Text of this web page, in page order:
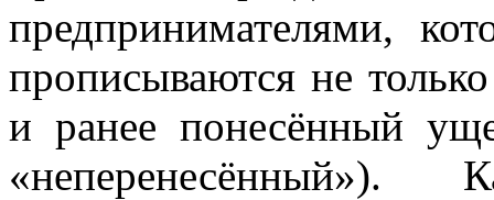
предпринимателями,
прописываются не
и ранее понесённый
«неперенесённый»).